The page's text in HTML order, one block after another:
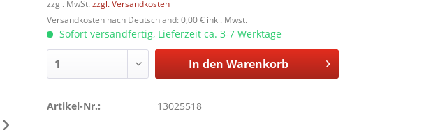
zzgl. MwSt. zzgl. Versandkosten
Versandkosten nach Deutschland: 0,00 € inkl. Mwst.
Sofort versandfertig, Lieferzeit ca. 3-7 Werktage
In den Warenkorb
Artikel-Nr.: 13025518